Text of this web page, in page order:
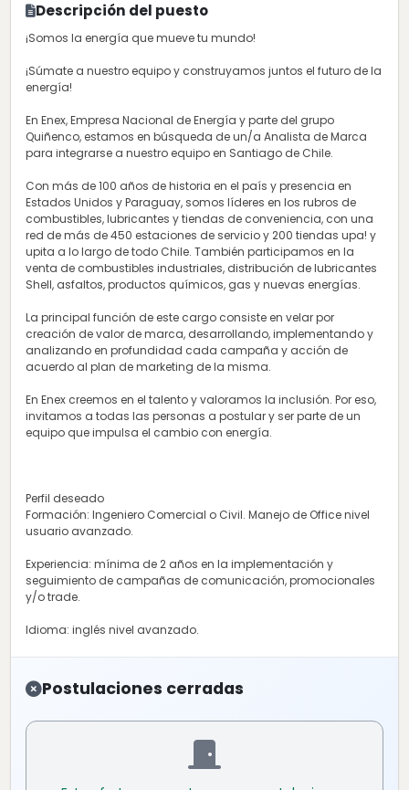
Descripción del puesto
¡Somos la energía que mueve tu mundo!
¡Súmate a nuestro equipo y construyamos juntos el futuro de la
energía!
En Enex, Empresa Nacional de Energía y parte del grupo
Quiñenco, estamos en búsqueda de un/a Analista de Marca
para integrarse a nuestro equipo en Santiago de Chile.
Con más de 100 años de historia en el país y presencia en
Estados Unidos y Paraguay, somos líderes en los rubros de
combustibles, lubricantes y tiendas de conveniencia, con una
red de más de 450 estaciones de servicio y 200 tiendas upa! y
upita a lo largo de todo Chile. También participamos en la
venta de combustibles industriales, distribución de lubricantes
Shell, asfaltos, productos químicos, gas y nuevas energías.
La principal función de este cargo consiste en velar por
creación de valor de marca, desarrollando, implementando y
analizando en profundidad cada campaña y acción de
acuerdo al plan de marketing de la misma.
En Enex creemos en el talento y valoramos la inclusión. Por eso,
invitamos a todas las personas a postular y ser parte de un
equipo que impulsa el cambio con energía.
Perfil deseado
Formación: Ingeniero Comercial o Civil. Manejo de Office nivel
usuario avanzado.
Experiencia: mínima de 2 años en la implementación y
seguimiento de campañas de comunicación, promocionales
y/o trade.
Idioma: inglés nivel avanzado.
Postulaciones cerradas